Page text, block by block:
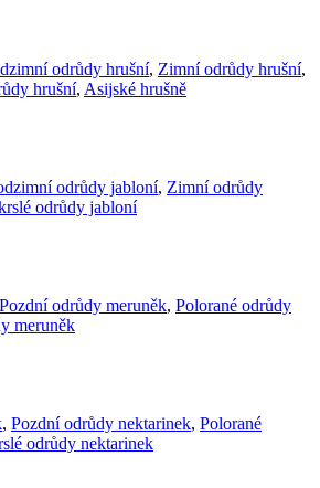
odrůdy hrušní, Zimní odrůdy hrušní,
hrušní, Asijské hrušně
odrůdy jabloní, Zimní odrůdy
odrůdy jabloní
Pozdní odrůdy meruněk, Polorané odrůdy
meruněk
, Pozdní odrůdy nektarinek, Polorané
odrůdy nektarinek